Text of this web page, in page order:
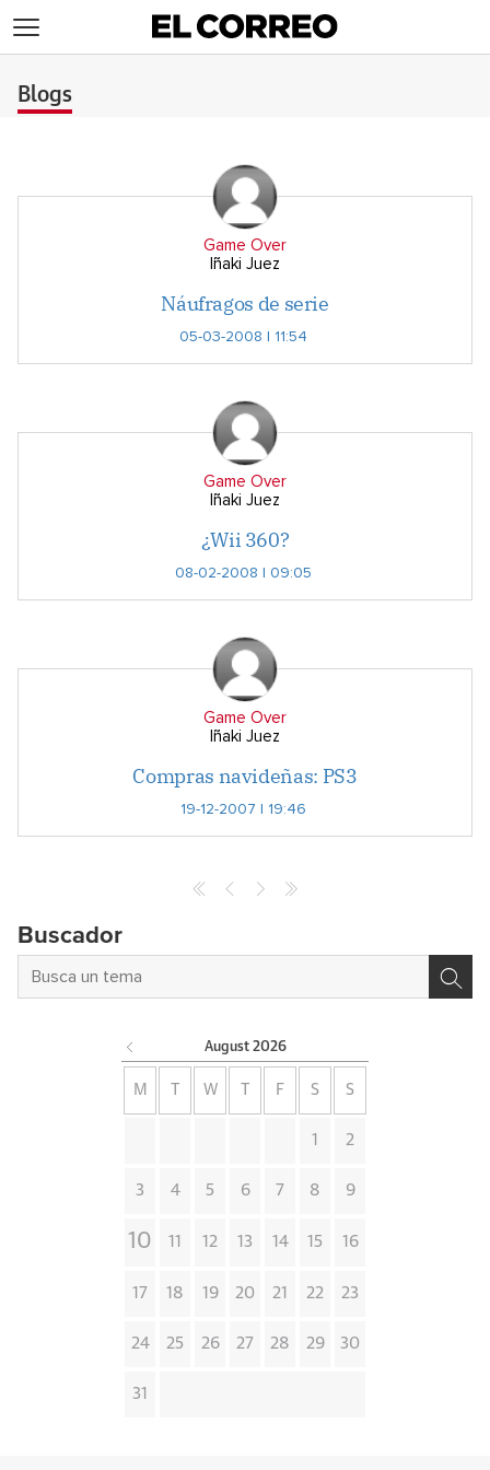
Blogs
Game Over
Iñaki Juez
Náufragos de serie
05-03-2008 | 11:54
Game Over
Iñaki Juez
¿Wii 360?
08-02-2008 | 09:05
Game Over
Iñaki Juez
Compras navideñas: PS3
19-12-2007 | 19:46
Buscador
August 2026
M W F S S
1 2
3 4 5 6 7 8 9
10 11 12 13 14 15 16
17 18 19 20 21 22 23
24 25 26 27 28 29 30
31